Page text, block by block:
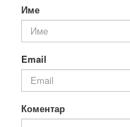
Име
Email
Коментар